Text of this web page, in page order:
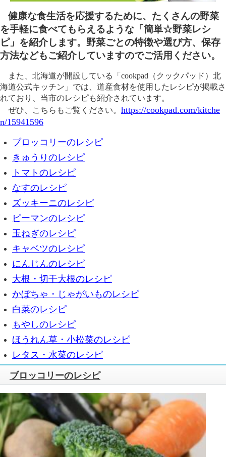
健康な食生活を応援するために、たくさんの野菜
を手軽に食べてもらえるような「簡単☆野菜レシ
ピ」を紹介します。野菜ごとの特徴や選び方、保存
方法などもご紹介していますのでご活用ください。
また、北海道が開設している「cookpad（クックパッド）北
海道公式キッチン」では、道産食材を使用したレシピが掲載さ
れており、当市のレシピも紹介されています。
ぜひ、こちらもご覧ください。 https://cookpad.com/kitche
n/15941596
ブロッコリーのレシピ
きゅうりのレシピ
トマトのレシピ
なすのレシピ
ズッキーニのレシピ
ピーマンのレシピ
玉ねぎのレシピ
キャベツのレシピ
にんじんのレシピ
大根・切干大根のレシピ
かぼちゃ・じゃがいものレシピ
白菜のレシピ
もやしのレシピ
ほうれん草・小松菜のレシピ
レタス・水菜のレシピ
ブロッコリーのレシピ